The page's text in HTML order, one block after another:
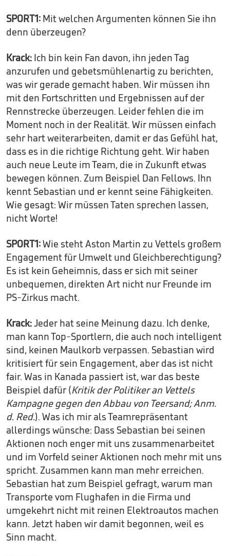
SPORT1: Mit welchen Argumenten können Sie ihn
denn überzeugen?
Krack: Ich bin kein Fan davon, ihn jeden Tag
anzurufen und gebetsmühlenartig zu berichten,
was wir gerade gemacht haben. Wir müssen ihn
mit den Fortschritten und Ergebnissen auf der
Rennstrecke überzeugen. Leider fehlen die im
Moment noch in der Realität. Wir müssen einfach
sehr hart weiterarbeiten, damit er das Gefühl hat,
dass es in die richtige Richtung geht. Wir haben
auch neue Leute im Team, die in Zukunft etwas
bewegen können. Zum Beispiel Dan Fellows. Ihn
kennt Sebastian und er kennt seine Fähigkeiten.
Wie gesagt: Wir müssen Taten sprechen lassen,
nicht Worte!
SPORT1:Wie steht Aston Martin zu Vettels großem
Engagement für Umwelt und Gleichberechtigung?
Es ist kein Geheimnis, dass er sich mit seiner
unbequemen, direkten Art nicht nur Freunde im
PS-Zirkus macht.
Krack:Jeder hat seine Meinung dazu. Ich denke,
man kann Top-Sportlern, die auch noch intelligent
sind, keinen Maulkorb verpassen. Sebastian wird
kritisiert für sein Engagement, aber das ist nicht
fair. Was in Kanada passiert ist, war das beste
Beispiel dafür (Kritik der Politiker an Vettels
Kampagne gegen den Abbau von Teersand; Anm.
d. Red.). Was ich mir als Teamrepräsentant
allerdings wünsche: Dass Sebastian bei seinen
Aktionen noch enger mit uns zusammenarbeitet
und im Vorfeld seiner Aktionen noch mehr mit uns
spricht. Zusammen kann man mehr erreichen.
Sebastian hat zum Beispiel gefragt, warum man
Transporte vom Flughafen in die Firma und
umgekehrt nicht mit reinen Elektroautos machen
kann. Jetzt haben wir damit begonnen, weil es
Sinn macht.